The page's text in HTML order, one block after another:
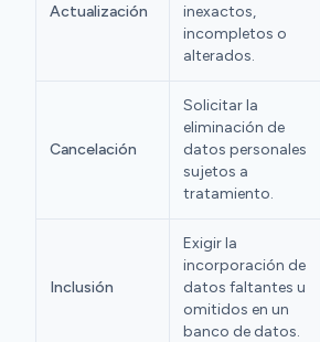
Actualización
inexactos,
incompletos o
alterados.
Cancelación
Solicitar la
eliminación de
datos personales
sujetos a
tratamiento.
Inclusión
Exigir la
incorporación de
datos faltantes u
omitidos en un
banco de datos.